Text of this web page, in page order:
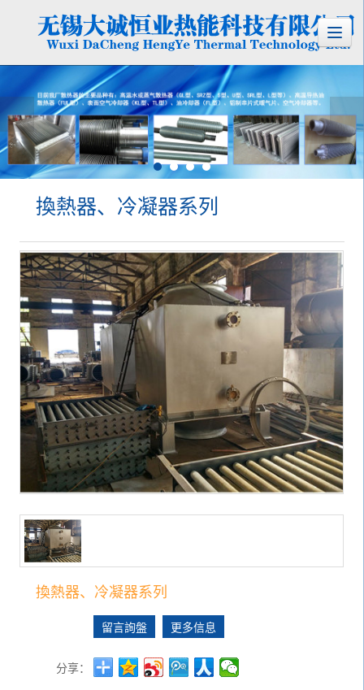
換熱器、冷凝器系列
換熱器、冷凝器系列
留言詢盤 更多信息
分享：